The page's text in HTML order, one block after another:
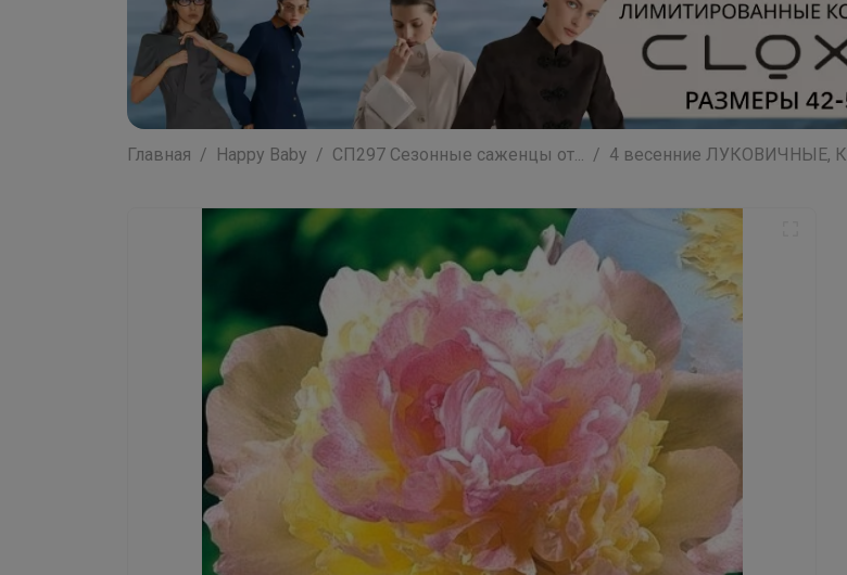
Главная Happy Baby СП297 Сезонные саженцы от... 4 весенние ЛУКОВИЧНЫЕ,